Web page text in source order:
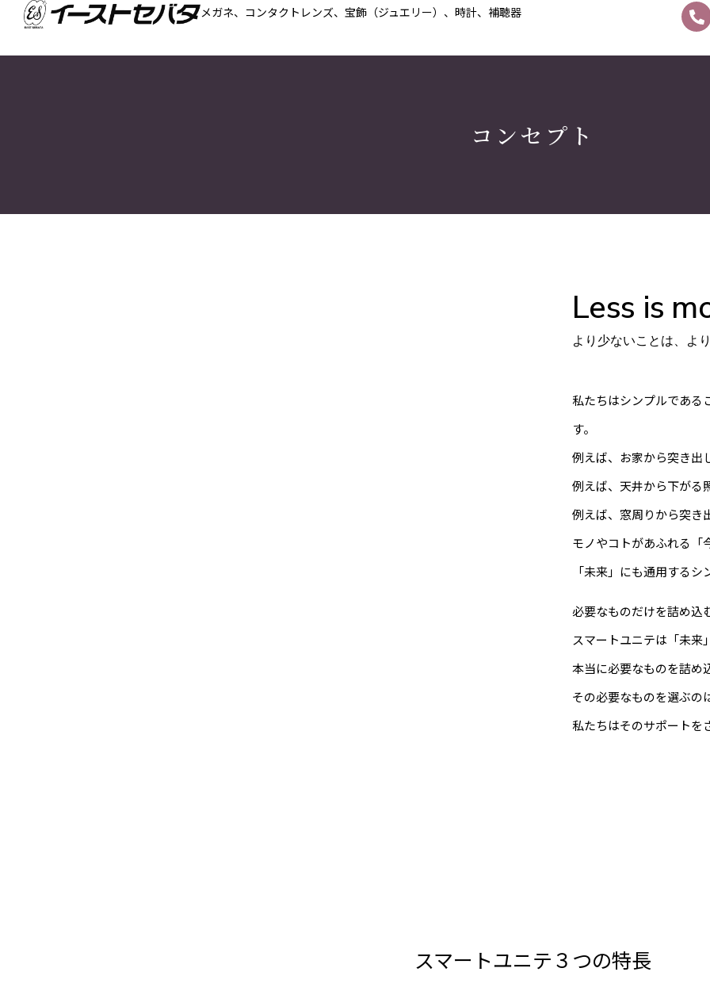
メガネ、コンタクトレンズ、宝飾（ジュエリー）、時計、補聴器
コンセプト
Less is
より少ないことは、よ
私たちはシンプルである
す。
例えば、お家から突き
例えば、天井から下がる
例えば、窓周りから突
モノやコトがあふれる「
「未来」にも通用するシ
必要なものだけを詰め込
スマートユニテは「未来
本当に必要なものを詰め
その必要なものを選ぶの
私たちはそのサポートを
スマートユニテ３つの特長